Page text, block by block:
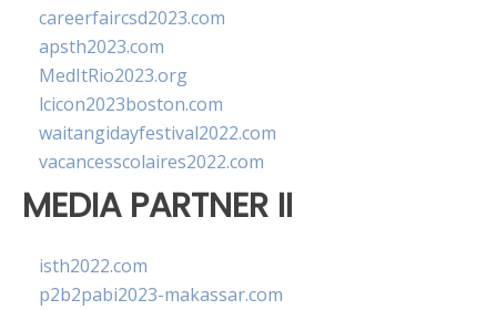
careerfaircsd2023.com
apsth2023.com
MedItRio2023.org
lcicon2023boston.com
waitangidayfestival2022.com
vacancesscolaires2022.com
MEDIA PARTNER II
isth2022.com
p2b2pabi2023-makassar.com